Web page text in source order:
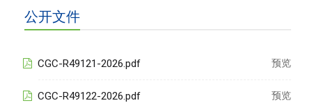
公开文件
CGC-R49121-2026.pdf 预览
CGC-R49122-2026.pdf 预览